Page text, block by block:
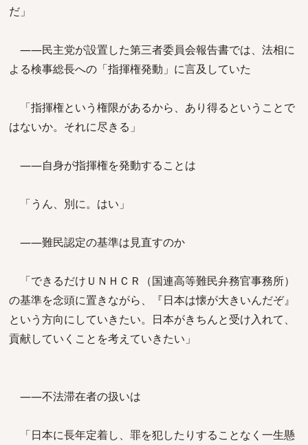
だ」
――民主党が設置した第三者委員会報告書では、法相に
よる検事総長への「指揮権発動」に言及していた
「指揮権という権限があるから、あり得るということで
はないか。それに尽きる」
――自身が指揮権を発動することは
「うん、別に。はい」
――難民認定の基準は見直すのか
「できるだけＵＮＨＣＲ（国連高等難民弁務官事務所）
の基準を念頭に置きながら、『日本は懐が大きいんだぞ』
という方向にしていきたい。日本がきちんと受け入れて、
貢献していくことを考えていきたい」
――不法滞在者の扱いは
「日本に長年定着し、罪を犯したりすることなく一生懸